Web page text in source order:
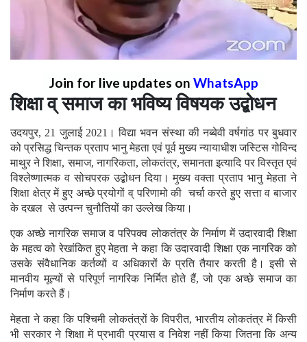
Join for live updates on WhatsApp
शिक्षा व् समाज का भविष्य विषयक उद्बोधन
उदयपुर, 21 जुलाई 2021। विद्या भवन संस्था की नब्बेवी वर्षगांठ पर बुधवार
को प्रसिद्ध चिन्तक प्रताप भानु मेहता एवं पूर्व मुख्य न्यायाधीश जस्टिस गोविन्द
माथुर ने शिक्षा, समाज, नागरिकता, लोकतंत्र, समानता इत्यादि पर विस्तृत एवं
विश्लेष्णात्मक व सोचपरक उद्बोधन दिया। मुख्य वक्ता प्रताप भानु मेहता ने
शिक्षा क्षेत्र में हुए अच्छे प्रयोगों व् परिणामो की चर्चा करते हुए सत्ता व बाजार
के दखल से उत्पन्न चुनौतियों का उल्लेख किया।
एक अच्छे नागरिक समाज व परिपक्व लोकतंत्र के निर्माण में उदारवादी शिक्षा
के महत्व को रेखांकित हुए मेहता ने कहा कि उदारवादी शिक्षा एक नागरिक को
उसके संवैधानिक कर्तव्यों व अधिकारों के प्रति तैयार करती है। इसी से
मानवीय मूल्यों से परिपूर्ण नागरिक निर्मित होते हैं, जो एक अच्छे समाज का
निर्माण करते हैं।
मेहता ने कहा कि पश्चिमी लोकतंत्रों के विपरीत, भारतीय लोकतंत्र में किसी
भी सरकार ने शिक्षा में प्रभावी प्रयास व निवेश नहीं किया जितना कि अन्य